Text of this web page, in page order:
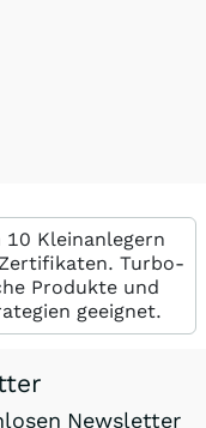
Kleinanlegern
Turbo-
Produkte und
geeignet.
Newsletter